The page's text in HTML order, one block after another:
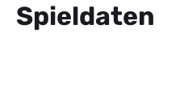
Spieldaten